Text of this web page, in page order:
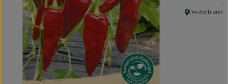
Kühltheke
Aktionen & Neues
Naturkost
Getränke
.
, Herkunft:
Deutschland